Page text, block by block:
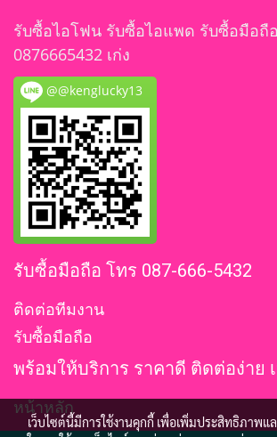
รับซื้อไอโฟน รับซื้อไอแพด รับซื้อมือถื
0876665432 เก่ง
@@kenglucky13
รับซื้อมือถือ โทร 087-666-5432
ติดต่อทีมงาน
รับซื้อมือถือ
พร้อมให้บริการ ราคาดี ติดต่อง่าย
หน้าหลัก
เว็บไซต์นี้มีการใช้งานคุกกี้ เพื่อเพิ่มประสิทธิภาพ